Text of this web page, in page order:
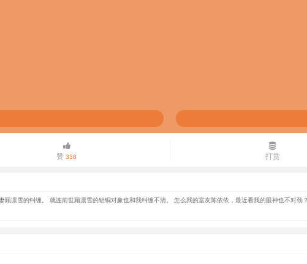
赞 338 打赏
凛雪的纠缠。 就连前世顾凛雪的铝铜对象也和我纠缠不清。 怎么我的室友陈依依，最近看我的眼神也不对